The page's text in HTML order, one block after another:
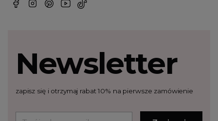
Newsletter
zapisz się i otrzymaj rabat 10% na pierwsze zamówienie